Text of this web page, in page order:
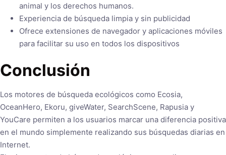
animal y los derechos humanos.
Experiencia de búsqueda limpia y sin publicidad
Ofrece extensiones de navegador y aplicaciones móviles
para facilitar su uso en todos los dispositivos
Conclusión
Los motores de búsqueda ecológicos como Ecosia,
OceanHero, Ekoru, giveWater, SearchScene, Rapusia y
YouCare permiten a los usuarios marcar una diferencia positiva
en el mundo simplemente realizando sus búsquedas diarias en
Internet.